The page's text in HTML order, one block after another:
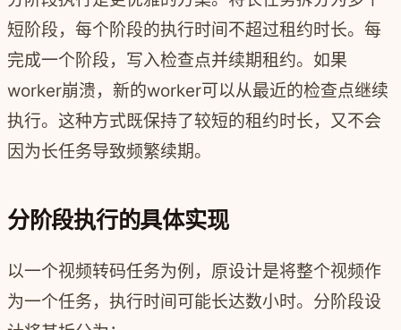
短阶段，每个阶段的执行时间不超过租约时长。每
完成一个阶段，写入检查点并续期租约。如果
worker崩溃，新的worker可以从最近的检查点继续
执行。这种方式既保持了较短的租约时长，又不会
因为长任务导致频繁续期。
分阶段执行的具体实现
以一个视频转码任务为例，原设计是将整个视频作
为一个任务，执行时间可能长达数小时。分阶段设